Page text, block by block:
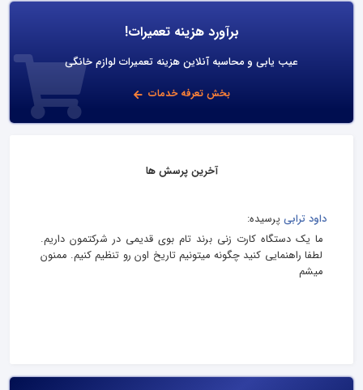
برآورد هزینه تعمیرات!
عیب یابی و محاسبه آنلاین هزینه تعمیرات لوازم خانگی
بخش تعرفه خدمات
آخرین پرسش ها
داود ترابی پرسیده:
ما یک دستگاه کارت زنی برند تام بوی قدیمی در شرکتمون داریم.
لطفا راهنمایی کنید چگونه میتونیم تاریخ اون رو تنظیم کنیم. ممنون
میشم